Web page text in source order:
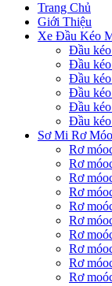
Trang Chủ
Giới Thiệu
Xe Đầu Kéo
Đầu
Đầu
Đầu
Đầu
Đầu
Đầu
Sơ Mi Rơ
Rơ
Rơ
Rơ
Rơ
Rơ
Rơ
Rơ
Rơ
Rơ
Rơ